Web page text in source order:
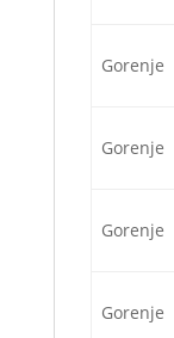
Gorenje
Gorenje
Gorenje
Gorenje